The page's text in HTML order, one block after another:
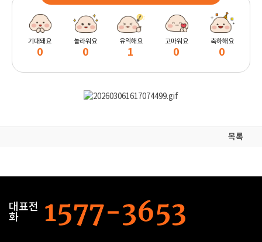
기대돼요
0
놀라워요
0
유익해요
1
고마워요
0
축하해요
0
목록
대표전
화